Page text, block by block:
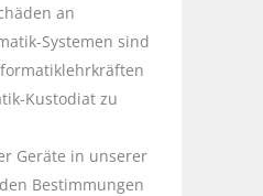
an
Systemen sind
Kustodiat zu
Geräte in unserer
Bestimmungen